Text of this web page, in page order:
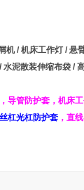
机/ 机床工作灯/ 悬
/ 水泥散装伸缩布袋 /
， 导管防护套 ， 机床
丝杠光杠防护套 ， 直